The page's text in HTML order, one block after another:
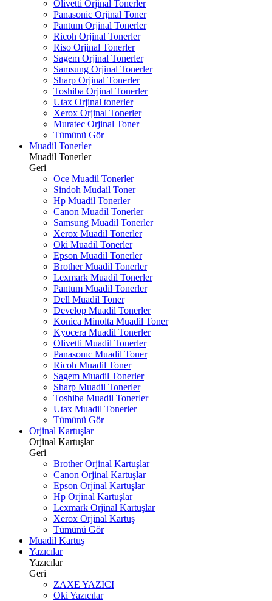
Olivetti Orjinal Tonerler
Panasonic Orjinal Toner
Pantum Orjinal Tonerler
Ricoh Orjinal Tonerler
Riso Orjinal Tonerler
Sagem Orjinal Tonerler
Samsung Orjinal Tonerler
Sharp Orjinal Tonerler
Toshiba Orjinal Tonerler
Utax Orjinal tonerler
Xerox Orjinal Tonerler
Muratec Orjinal Toner
Tümünü Gör
Muadil Tonerler
Muadil Tonerler
Geri
Oce Muadil Tonerler
Sindoh Mudail Toner
Hp Muadil Tonerler
Canon Muadil Tonerler
Samsung Muadil Tonerler
Xerox Muadil Tonerler
Oki Muadil Tonerler
Epson Muadil Tonerler
Brother Muadil Tonerler
Lexmark Muadil Tonerler
Pantum Muadil Tonerler
Dell Muadil Toner
Develop Muadil Tonerler
Konica Minolta Muadil Toner
Kyocera Muadil Tonerler
Olivetti Muadil Tonerler
Panasonıc Muadil Toner
Ricoh Muadil Toner
Sagem Muadil Tonerler
Sharp Muadil Tonerler
Toshiba Muadil Tonerler
Utax Muadil Tonerler
Tümünü Gör
Orjinal Kartuşlar
Orjinal Kartuşlar
Geri
Brother Orjinal Kartuşlar
Canon Orjinal Kartuşlar
Epson Orjinal Kartuşlar
Hp Orjinal Kartuşlar
Lexmark Orjinal Kartuşlar
Xerox Orjinal Kartuş
Tümünü Gör
Muadil Kartuş
Yazıcılar
Yazıcılar
Geri
ZAXE YAZICI
Oki Yazıcılar